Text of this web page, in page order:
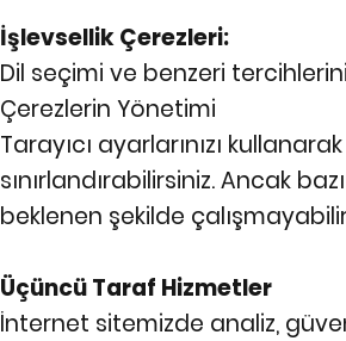
İşlevsellik Çerezleri:
Dil seçimi ve benzeri
Çerezlerin Yönetimi
Tarayıcı ayarlarınızı
sınırlandırabilirsiniz. Ancak
beklenen şekilde
Üçüncü Taraf Hizmetler
İnternet sitemizde analiz,